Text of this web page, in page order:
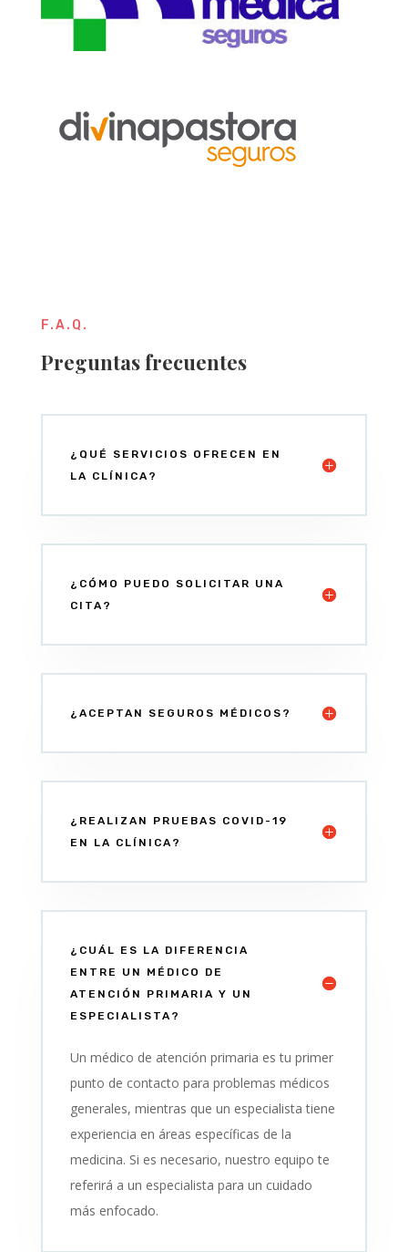
F.A.Q.
Preguntas frecuentes
¿QUÉ SERVICIOS OFRECEN EN
LA CLÍNICA?
¿CÓMO PUEDO SOLICITAR UNA
CITA?
¿ACEPTAN SEGUROS MÉDICOS?
¿REALIZAN PRUEBAS COVID-19
EN LA CLÍNICA?
¿CUÁL ES LA DIFERENCIA
ENTRE UN MÉDICO DE
ATENCIÓN PRIMARIA Y UN
ESPECIALISTA?
Un médico de atención primaria es tu primer
punto de contacto para problemas médicos
generales, mientras que un especialista tiene
experiencia en áreas específicas de la
medicina. Si es necesario, nuestro equipo te
referirá a un especialista para un cuidado
más enfocado.